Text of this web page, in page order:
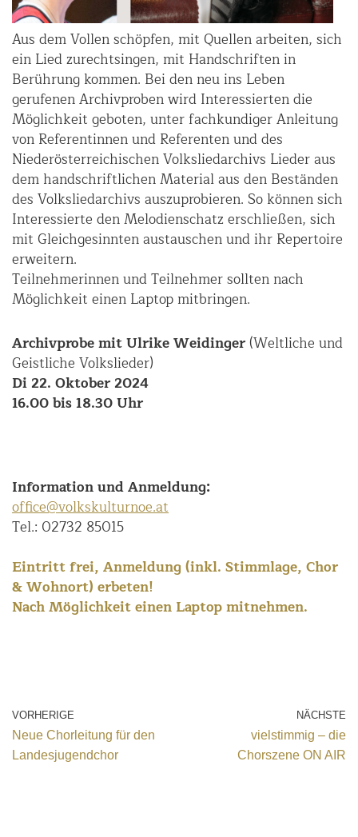
Aus dem Vollen schöpfen, mit Quellen arbeiten, sich
ein Lied zurechtsingen, mit Handschriften in
Berührung kommen. Bei den neu ins Leben
gerufenen Archivproben wird Interessierten die
Möglichkeit geboten, unter fachkundiger Anleitung
von Referentinnen und Referenten und des
Niederösterreichischen Volksliedarchivs Lieder aus
dem handschriftlichen Material aus den Beständen
des Volksliedarchivs auszuprobieren. So können sich
Interessierte den Melodienschatz erschließen, sich
mit Gleichgesinnten austauschen und ihr Repertoire
erweitern.
Teilnehmerinnen und Teilnehmer sollten nach
Möglichkeit einen Laptop mitbringen.
Archivprobe mit Ulrike Weidinger(Weltliche und
Geistliche Volkslieder)
Di 22. Oktober 2024
16.00 bis 18.30 Uhr
Information und Anmeldung:
office@volkskulturnoe.at
Tel.: 02732 85015
Eintritt frei, Anmeldung (inkl. Stimmlage, Chor
& Wohnort) erbeten!
Nach Möglichkeit einen Laptop mitnehmen.
VORHERIGE
Neue Chorleitung für den
Landesjugendchor
NÄCHSTE
vielstimmig – die
Chorszene ON AIR